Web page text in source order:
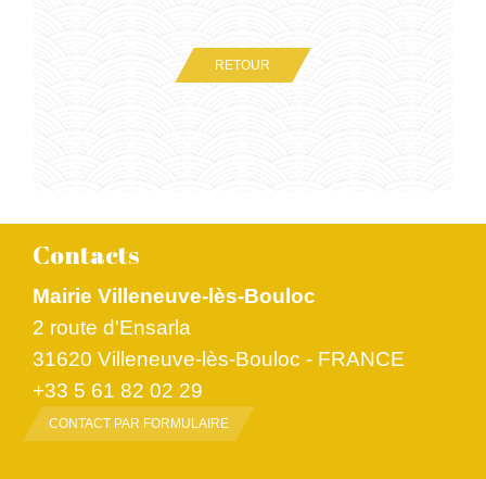
RETOUR
Contacts
Mairie Villeneuve-lès-Bouloc
2 route d'Ensarla
31620 Villeneuve-lès-Bouloc - FRANCE
+33 5 61 82 02 29
CONTACT PAR FORMULAIRE